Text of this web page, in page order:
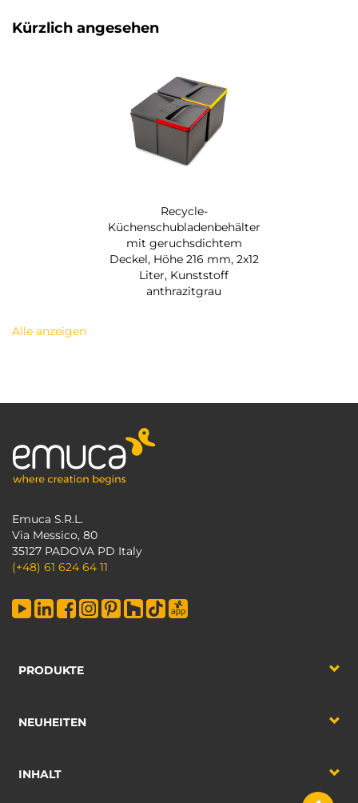
Kürzlich angesehen
Recycle-
Küchenschubladenbehälter
mit geruchsdichtem
Deckel, Höhe 216 mm, 2x12
Liter, Kunststoff
anthrazitgrau
Alle anzeigen
Emuca S.R.L.
Via Messico, 80
35127 PADOVA PD Italy
(+48) 61 624 64 11
PRODUKTE
NEUHEITEN
INHALT